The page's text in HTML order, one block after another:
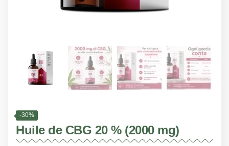
-30%
Huile de CBG 20 % (2000 mg)